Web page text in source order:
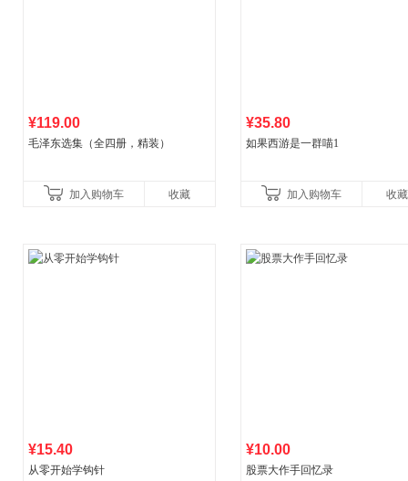
¥119.00
毛泽东选集（全四册，精装）
加入购物车 收藏
¥35.80
如果西游是一群喵1
加入购物车 收藏
¥15.40
从零开始学钩针
¥10.00
股票大作手回忆录